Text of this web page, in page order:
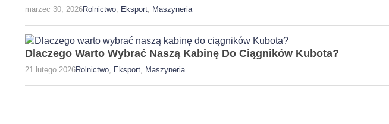
marzec 30, 2026Rolnictwo, Eksport, Maszyneria
Dlaczego Warto Wybrać Naszą Kabinę Do Ciągników Kubota?
21 lutego 2026Rolnictwo, Eksport, Maszyneria